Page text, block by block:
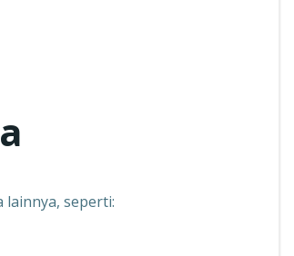
lainnya, seperti: